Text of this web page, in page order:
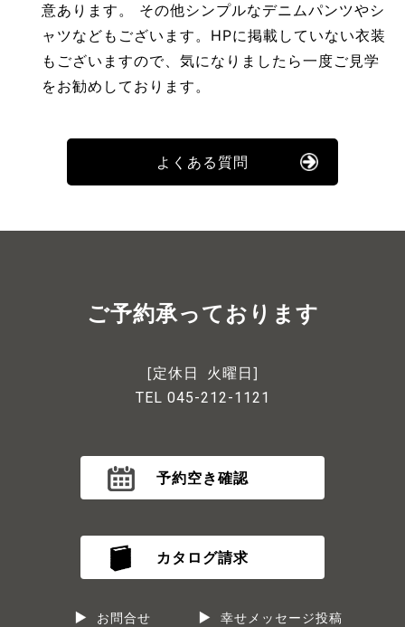
意あります。 その他シンプルなデニムパンツやシ
ャツなどもございます。HPに掲載していない衣装
もございますので、気になりましたら一度ご見学
をお勧めしております。
よくある質問
ご予約承っております
[定休日 火曜日]
TEL 045-212-1121
予約空き確認
カタログ請求
お問合せ 幸せメッセージ投稿